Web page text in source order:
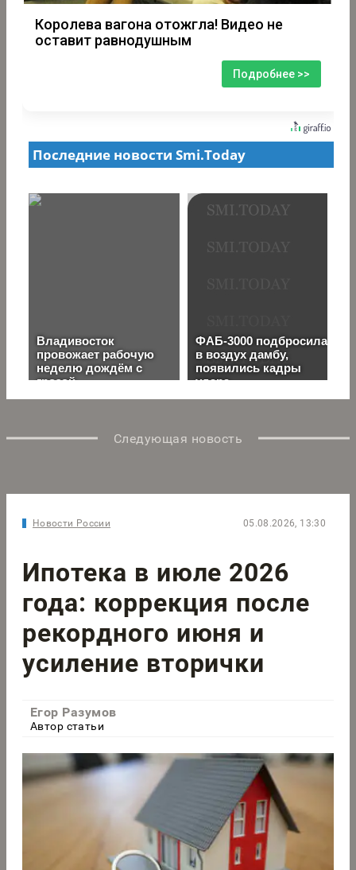
Королева вагона отожгла! Видео не
оставит равнодушным
Подробнее >>
Следующая новость
Новости России 05.08.2026, 13:30
Ипотека в июле 2026
года: коррекция после
рекордного июня и
усиление вторички
Егор Разумов
Автор статьи